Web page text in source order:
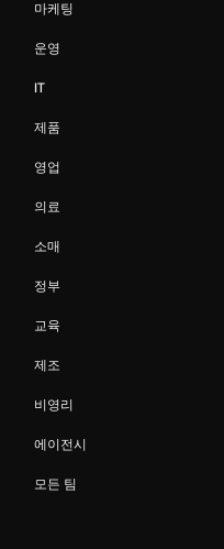
마케팅
운영
IT
제품
영업
의료
소매
정부
교육
제조
비영리
에이전시
모든 팀